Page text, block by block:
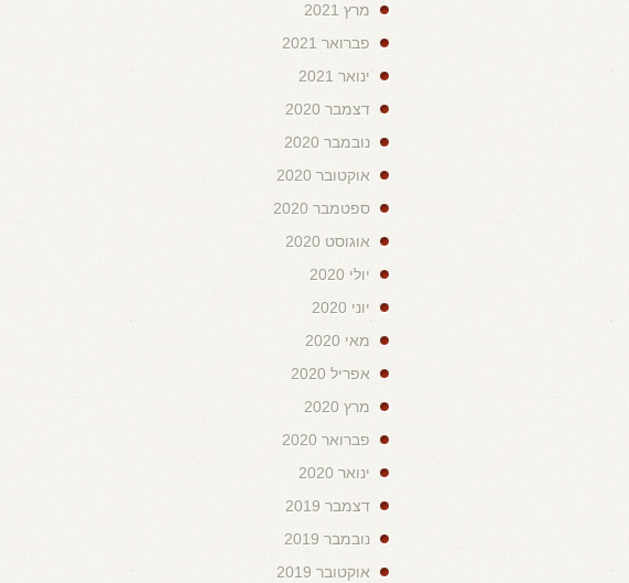
מרץ 2021
פברואר 2021
ינואר 2021
דצמבר 2020
נובמבר 2020
אוקטובר 2020
ספטמבר 2020
אוגוסט 2020
יולי 2020
יוני 2020
מאי 2020
אפריל 2020
מרץ 2020
פברואר 2020
ינואר 2020
דצמבר 2019
נובמבר 2019
אוקטובר 2019